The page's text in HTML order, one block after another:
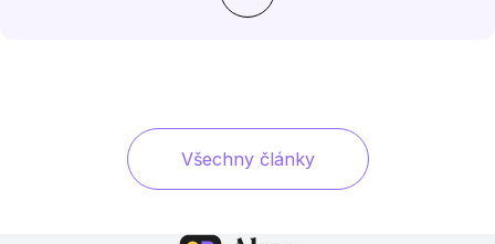
Všechny články